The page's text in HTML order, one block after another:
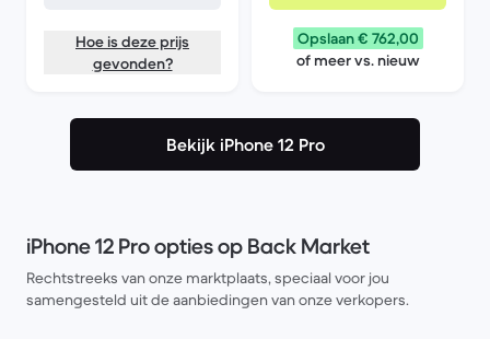
Hoe is deze prijs
gevonden?
Opslaan € 762,00
of meer vs. nieuw
Bekijk iPhone 12 Pro
iPhone 12 Pro opties op Back Market
Rechtstreeks van onze marktplaats, speciaal voor jou
samengesteld uit de aanbiedingen van onze verkopers.